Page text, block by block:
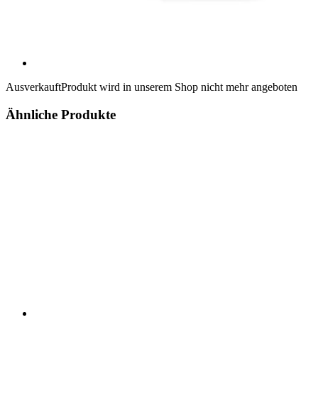
AusverkauftProdukt wird in unserem Shop nicht mehr angeboten
Ähnliche Produkte